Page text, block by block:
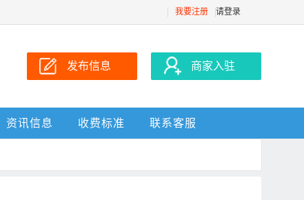
我要注册 请登录
发布信息 商家入驻
资讯信息 收费标准 联系客服